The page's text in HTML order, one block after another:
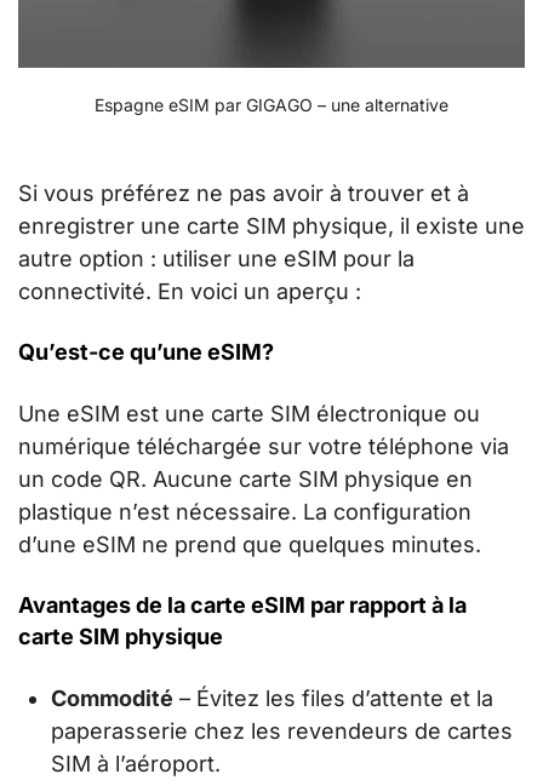
Espagne eSIM par GIGAGO – une alternative
Si vous préférez ne pas avoir à trouver et à
enregistrer une carte SIM physique, il existe une
autre option : utiliser une eSIM pour la
connectivité. En voici un aperçu :
Qu’est-ce qu’une eSIM?
Une eSIM est une carte SIM électronique ou
numérique téléchargée sur votre téléphone via
un code QR. Aucune carte SIM physique en
plastique n’est nécessaire. La configuration
d’une eSIM ne prend que quelques minutes.
Avantages de la carte eSIM par rapport à la
carte SIM physique
Commodité – Évitez les files d’attente et la
paperasserie chez les revendeurs de cartes
SIM à l’aéroport.